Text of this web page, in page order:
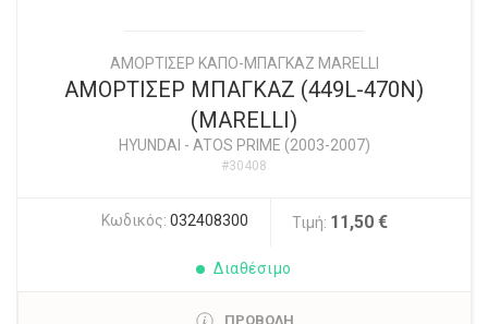
ΑΜΟΡΤΙΣΕΡ ΚΑΠΟ-ΜΠΑΓΚΑΖ MARELLI
ΑΜΟΡΤΙΣΕΡ ΜΠΑΓΚΑΖ (449L-470N)
(MARELLI)
HYUNDAI - ATOS PRIME (2003-2007)
#30408
Κωδικός: 032408300 Τιμή: 11,50 €
Διαθέσιμο
ΠΡΟΒΟΛΗ